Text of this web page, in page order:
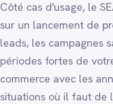
Côté cas d'usage, le
sur un lancement de
leads, les campagnes
périodes fortes de
commerce avec les
situations où il faut de